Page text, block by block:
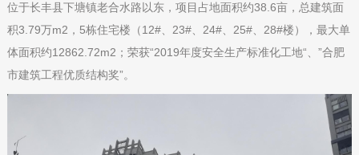
位于长丰县下塘镇老合水路以东，项目占地面积约38.6亩，总建筑面
积3.79万m2，5栋住宅楼（12#、23#、24#、25#、28#楼），最大单
体面积约12862.72m2；荣获“2019年度安全生产标准化工地“、”合肥
市建筑工程优质结构奖”。